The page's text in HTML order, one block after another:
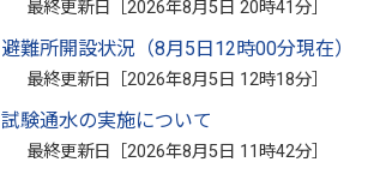
最終更新日［2026年8月5日 20時41分
避難所開設状況（8月5日12時00分現在）
最終更新日［2026年8月5日 12時18分
試験通水の実施について
最終更新日［2026年8月5日 11時42分